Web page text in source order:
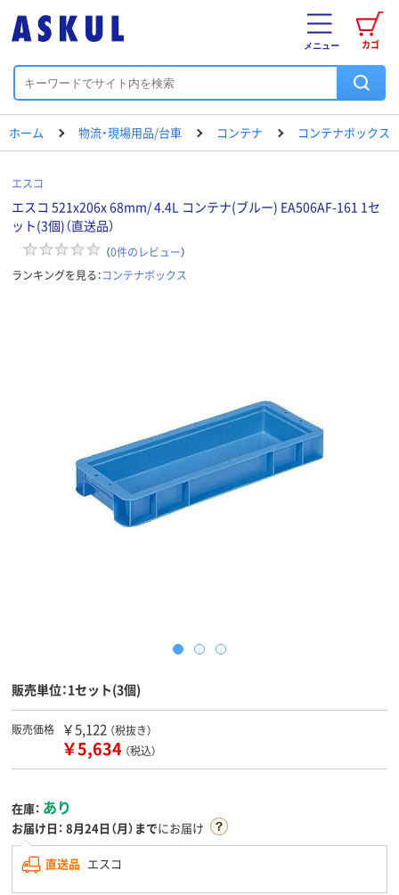
カゴ
メニュー
ホーム 物流・現場用品/台車 コンテナ コンテナボックス
エスコ
エスコ 521x206x 68mm/ 4.4L コンテナ(ブルー) EA506AF-161 1セ
ット(3個)（直送品）
（0件のレビュー）
ランキングを見る：コンテナボックス
販売単位：1セット(3個)
販売価格 ￥5,122 （税抜き）
￥5,634 （税込）
在庫： あり
お届け日： 8月24日（月）までにお届け
直送品 エスコ